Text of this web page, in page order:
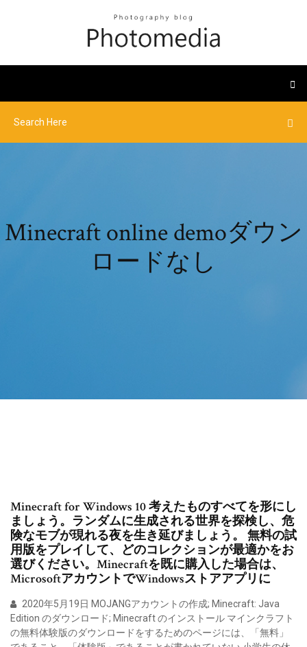
Minecraft online demoダウン
ロードなし
Minecraft for Windows 10 考えたものすべてを形にし
ましょう。ランダムに生成される世界を探検し、危
険なモブが現れる夜を生き延びましょう。 無料の試
用版をプレイして、どのコレクションが最適かをお
選びください。Minecraftを既に購入した場合は、
MicrosoftアカウントでWindowsストアアプリに
2020年5月19日 MOJANGアカウントの作成; Minecraft: Java
Edition のダウンロード; Minecraft のインストール マインクラフト
の無料体験版のダウンロードをするためのページには、「無料」